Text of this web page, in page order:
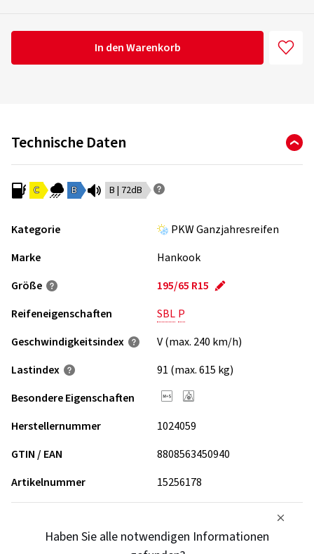
In den Warenkorb
Technische Daten
C B B | 72dB
Kategorie
PKW Ganzjahresreifen
Marke
Hankook
Größe
195/65 R15
Reifeneigenschaften
SBL P
Geschwindigkeits­index
V (max. 240 km/h)
Lastindex
91 (max. 615 kg)
Besondere Eigenschaften
Herstellernummer
1024059
GTIN / EAN
8808563450940
Artikelnummer
15256178
Haben Sie alle notwendigen Informationen